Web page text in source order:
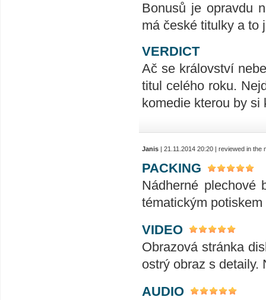
Bonusů je opravdu
má české titulky a to
VERDICT
Ač se království
titul celého roku.
komedie kterou by
Janis | 21.11.2014 20:20 | reviewed in the
PACKING
Nádherné plechové
tématickým
VIDEO
Obrazová stránka
ostrý obraz s detaily.
AUDIO